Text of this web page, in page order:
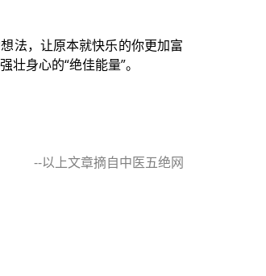
法，让原本就快乐的你更加富
身心的“绝佳能量”。
--以上文章摘自中医五绝网